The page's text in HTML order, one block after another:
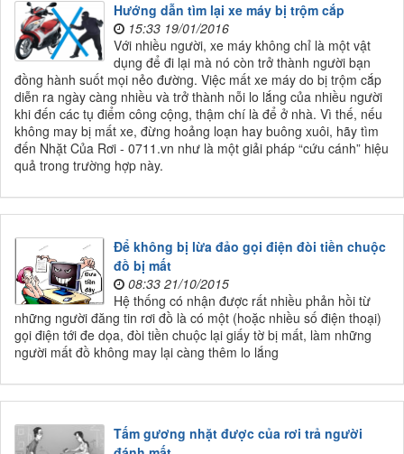
Hướng dẫn tìm lại xe máy bị trộm cắp
15:33 19/01/2016
Với nhiều người, xe máy không chỉ là một vật
dụng để đi lại mà nó còn trở thành người bạn
đồng hành suốt mọi nẻo đường. Việc mất xe máy do bị trộm cắp
diễn ra ngày càng nhiều và trở thành nỗi lo lắng của nhiều người
khi đến các tụ điểm công cộng, thậm chí là để ở nhà. Vì thế, nếu
không may bị mất xe, đừng hoảng loạn hay buông xuôi, hãy tìm
đến Nhặt Của Rơi - 0711.vn như là một giải pháp “cứu cánh” hiệu
quả trong trường hợp này.
Để không bị lừa đảo gọi điện đòi tiền chuộc
đồ bị mất
08:33 21/10/2015
Hệ thống có nhận được rất nhiều phản hồi từ
những người đăng tin rơi đồ là có một (hoặc nhiều số điện thoại)
gọi điện tới đe dọa, đòi tiền chuộc lại giấy tờ bị mất, làm những
người mất đồ không may lại càng thêm lo lắng
Tấm gương nhặt được của rơi trả người